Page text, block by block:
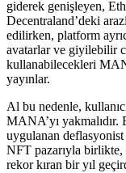
giderek genişleyen,
Decentraland’deki
edilirken, platform
avatarlar ve giyilebilir
kullanabilecekleri
yayınlar.
Al bu nedenle,
MANA’yı
uygulanan
NFT pazarıyla birlikte,
rekor kıran bir yıl